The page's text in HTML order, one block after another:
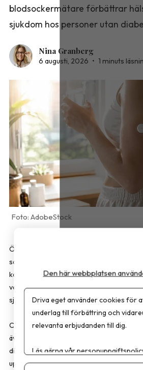
blodsockermätare förbättrar
sjukdom hos personer utan
Nina Granberg
6 augusti, 2026 • 1 minuts
AdobeStock
Översikten som har publicerats i
sammanfattar det aktuella vetenskapliga
kontinuerliga blodsockermätare (CGM).
vetenskapligt stöd för att tekniken
sjukdom hos personer utan diabetes.
CGM utvecklades för personer med typ
även av många med typ 2-diabetes. För
diabetes kan tekniken underlätta
upprepade fingerstick och ge en mindre
Den här webbplatsen
Driva eget använder cookies för
underlag till förbättring och
relevanta erbjudanden till dig.
Läs gärna vår
Om du vill ändra ditt val i